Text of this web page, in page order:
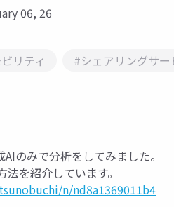
06, 26
リティ #シェアリングサー
のみで分析をしてみました。
を紹介しています。
n/nd8a1369011b4